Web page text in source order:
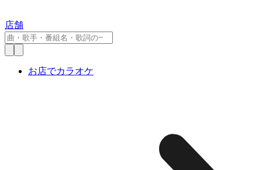
店舗
お店でカラオケ